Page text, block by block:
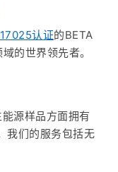
认证的BETA
的世界领先者。
源样品方面拥有
我们的服务包括无